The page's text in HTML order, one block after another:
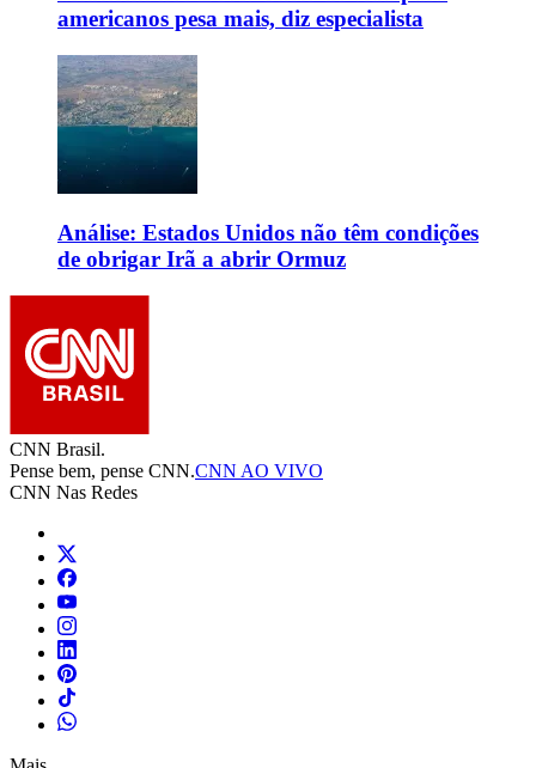
americanos pesa mais, diz especialista
Análise: Estados Unidos não têm condições
de obrigar Irã a abrir Ormuz
CNN Brasil.
Pense bem, pense CNN.CNN AO VIVO
CNN Nas Redes